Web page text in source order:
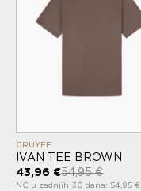
CRUYFF
IVAN TEE BROWN
43,96 €54,95 €
NC u zadnjih 30 dana: 54,95 €